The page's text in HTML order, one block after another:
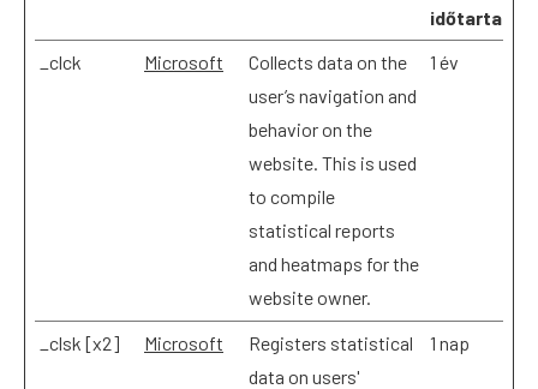
időtartam
_clck
Microsoft
Collects data on the
user’s navigation and
behavior on the
website. This is used
to compile
statistical reports
and heatmaps for the
website owner.
1 év
_clsk [x2] Microsoft
Registers statistical
data on users'
1 nap